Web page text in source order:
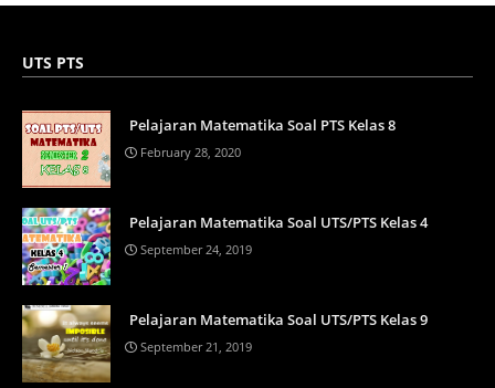
UTS PTS
Pelajaran Matematika Soal PTS Kelas 8
February 28, 2020
Pelajaran Matematika Soal UTS/PTS Kelas 4
September 24, 2019
Pelajaran Matematika Soal UTS/PTS Kelas 9
September 21, 2019